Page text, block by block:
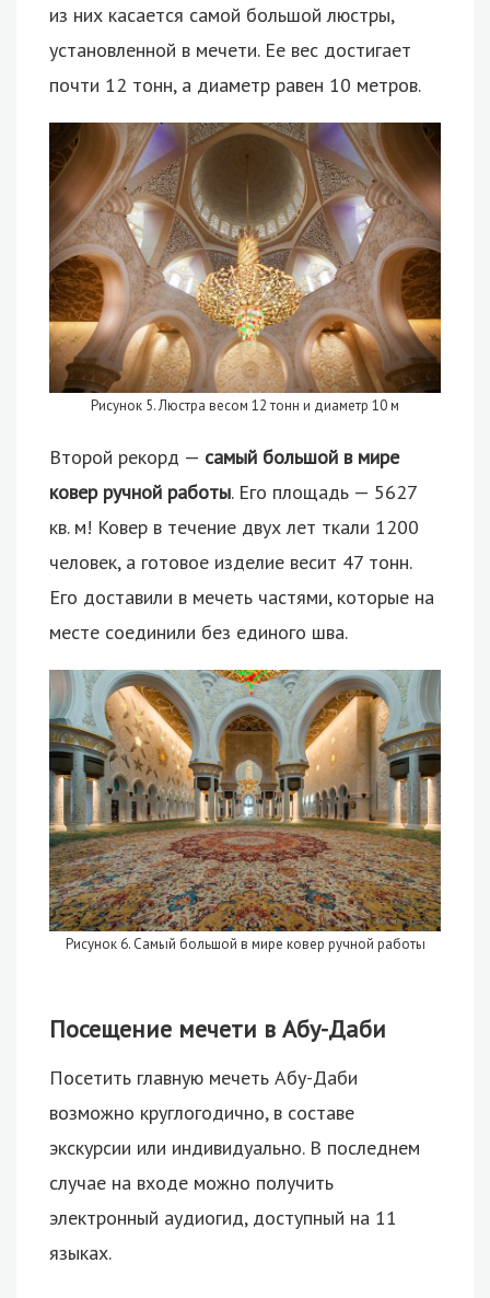
из них касается самой большой люстры,
установленной в мечети. Ее вес достигает
почти 12 тонн, а диаметр равен 10 метров.
Рисунок 5. Люстра весом 12 тонн и диаметр 10 м
Второй рекорд — самый большой в мире
ковер ручной работы. Его площадь — 5627
кв. м! Ковер в течение двух лет ткали 1200
человек, а готовое изделие весит 47 тонн.
Его доставили в мечеть частями, которые на
месте соединили без единого шва.
Рисунок 6. Самый большой в мире ковер ручной работы
Посещение мечети в Абу-Даби
Посетить главную мечеть Абу-Даби
возможно круглогодично, в составе
экскурсии или индивидуально. В последнем
случае на входе можно получить
электронный аудиогид, доступный на 11
языках.